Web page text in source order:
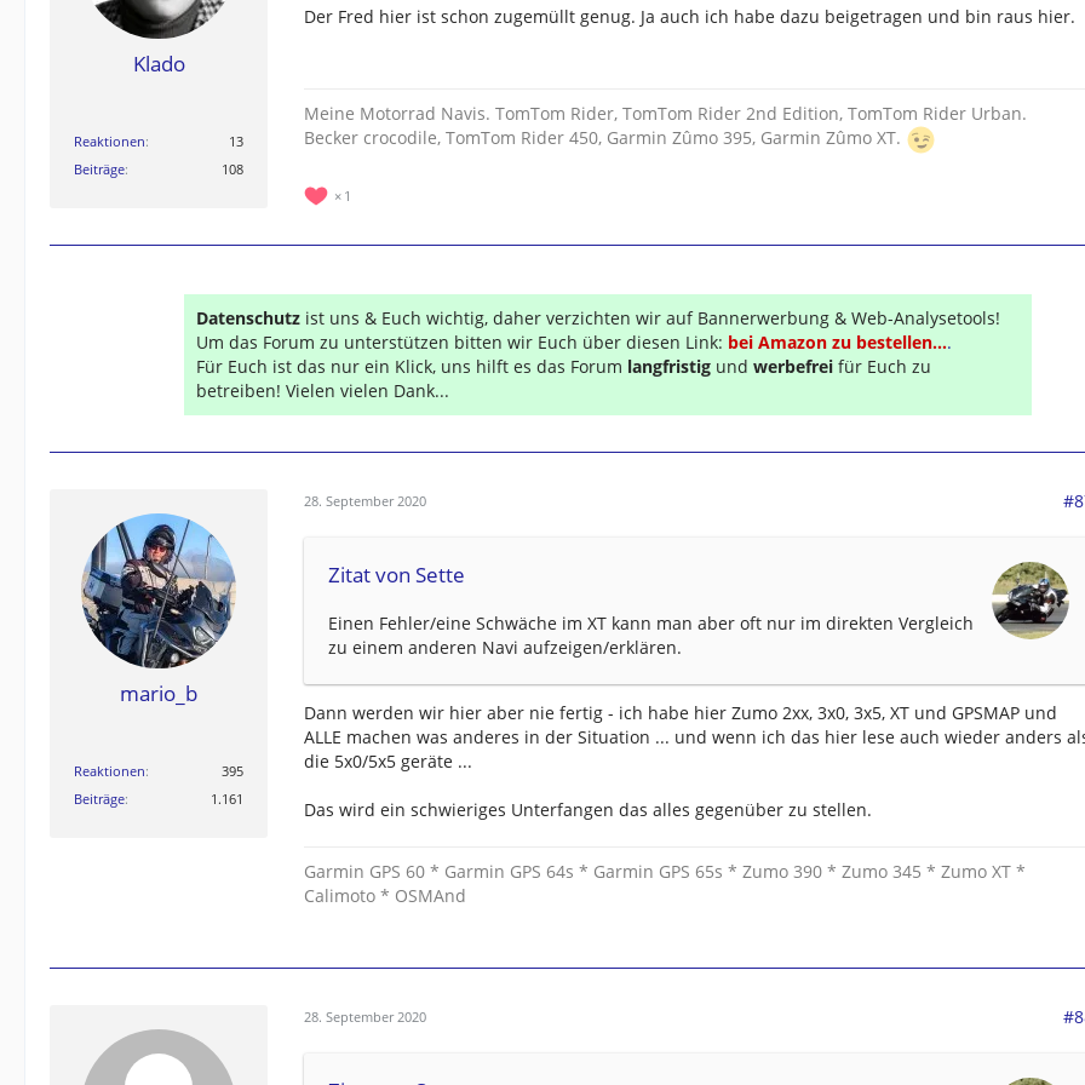
Klado
Reaktionen
13
Beiträge
108
Der Fred hier ist schon zugemüllt genug. Ja auch ich habe dazu beigetragen und bin raus hier.
Meine Motorrad Navis. TomTom Rider, TomTom Rider 2nd Edition, TomTom Rider Urban.
Becker crocodile, TomTom Rider 450, Garmin Zûmo 395, Garmin Zûmo XT.
1
Datenschutz ist uns & Euch wichtig, daher verzichten wir auf Bannerwerbung & Web-Analysetools!
Um das Forum zu unterstützen bitten wir Euch über diesen Link: bei Amazon zu bestellen....
Für Euch ist das nur ein Klick, uns hilft es das Forum langfristig und werbefrei für Euch zu
betreiben! Vielen vielen Dank...
mario_b
Reaktionen
395
Beiträge
1.161
28. September 2020
Zitat von Sette
Einen Fehler/eine Schwäche im XT kann man aber oft nur im direkten Vergleich
zu einem anderen Navi aufzeigen/erklären.
Dann werden wir hier aber nie fertig - ich habe hier Zumo 2xx, 3x0, 3x5, XT und GPSMAP und
ALLE machen was anderes in der Situation ... und wenn ich das hier lese auch wieder anders
die 5x0/5x5 geräte ...
Das wird ein schwieriges Unterfangen das alles gegenüber zu stellen.
Garmin GPS 60 * Garmin GPS 64s * Garmin GPS 65s * Zumo 390 * Zumo 345 * Zumo XT *
Calimoto * OSMAnd
28. September 2020